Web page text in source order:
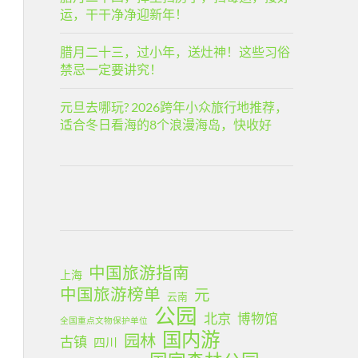
运，干干净净迎新年！
腊月二十三，过小年，送灶神！这些习俗
禁忌一定要讲究！
元旦去哪玩? 2026跨年小众旅行地推荐，
适合冬日看海的8个浪漫海岛，快收好
上海
中国旅游指南
中国旅游榜单 云南 元
全国重点文物保护单位 公园 北京 博物馆
古镇 四川 园林 国内游